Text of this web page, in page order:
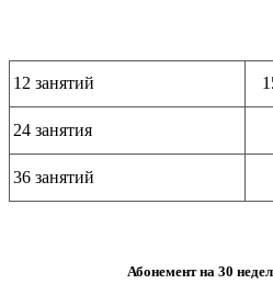
12 занятий
24 занятия
36 занятий
Абонемент на 30